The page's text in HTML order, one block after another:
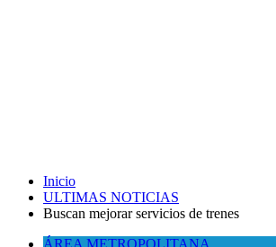
Inicio
ULTIMAS NOTICIAS
Buscan mejorar servicios de trenes